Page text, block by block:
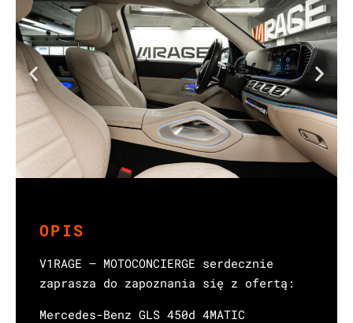
OPIS
V1RAGE – MOTOCONCIERGE serdecznie
zaprasza do zapoznania się z ofertą:
Mercedes-Benz GLS 450d 4MATIC